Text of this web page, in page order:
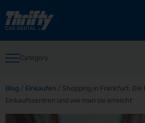
Category
Blog / Einkaufen/ Shopping in Frankfurt: Die
Einkaufszentren und wie man sie erreicht